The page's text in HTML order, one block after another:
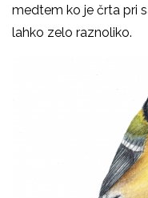
medtem ko je črta pri
lahko zelo raznoliko.